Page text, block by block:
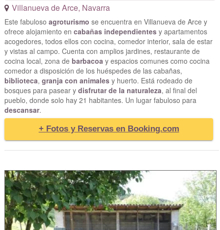
Villanueva de Arce, Navarra
Este fabuloso agroturismo se encuentra en Villanueva de Arce y
ofrece alojamiento en cabañas independientesy apartamentos
acogedores, todos ellos con cocina, comedor interior, sala de estar
y vistas al campo. Cuenta con amplios jardines, restaurante de
cocina local, zona de barbacoa y espacios comunes como cocina
comedor a disposición de los huéspedes de las cabañas,
biblioteca, granja con animalesy huerto. Está rodeado de
bosques para pasear y disfrutar de la naturaleza, al final del
pueblo, donde solo hay 21 habitantes. Un lugar fabuloso para
descansar.
+ Fotos y Reservas en Booking.com